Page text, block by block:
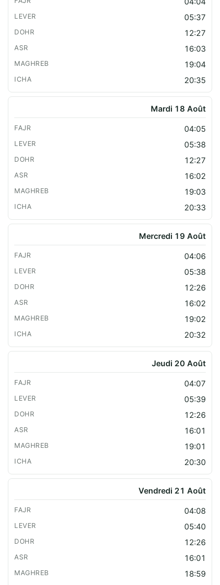
05:37
12:27
16:03
19:04
20:35
Mardi 18 Août
04:05
05:38
12:27
16:02
19:03
20:33
Mercredi 19 Août
04:06
05:38
12:26
16:02
19:02
20:32
Jeudi 20 Août
04:07
05:39
12:26
16:01
19:01
20:30
Vendredi 21 Août
04:08
05:40
12:26
16:01
18:59